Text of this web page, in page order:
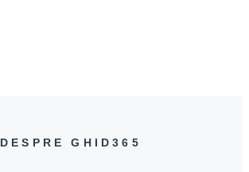
DESPRE GHID365